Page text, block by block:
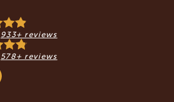
933+ reviews
578+ reviews